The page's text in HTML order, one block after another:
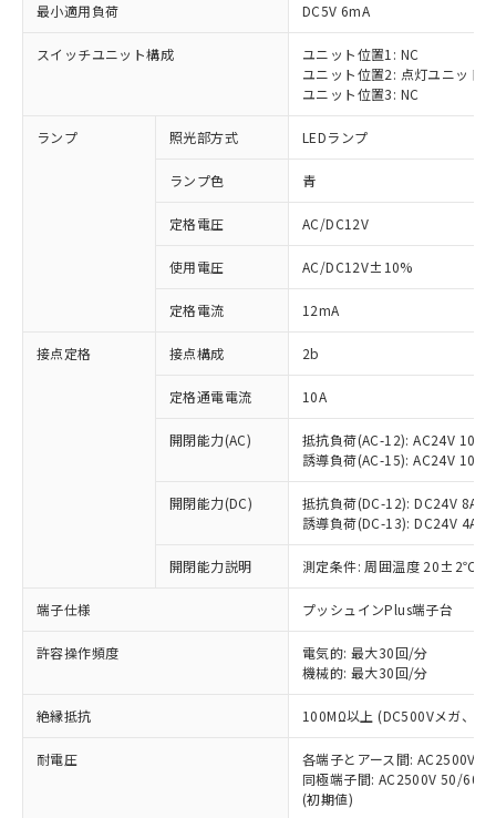
最小適用負荷 DC5V 6mA
スイッチユニット構成
ユニット位置1: NC
ユニット位置2: 点灯ユニット
ユニット位置3: NC
ランプ 照光部方式 LEDランプ
ランプ色 青
定格電圧 AC/DC12V
使用電圧 AC/DC12V±10%
定格電流 12mA
接点定格 接点構成 2b
定格通電電流 10A
開閉能力(AC)
抵抗負荷(AC-12): AC24V 10A/
誘導負荷(AC-15): AC24V
開閉能力(DC)
抵抗負荷(DC-12): DC24V 8A/
誘導負荷(DC-13): DC24V 4A/
開閉能力説明 測定条件: 周囲温度 20±2℃、
端子仕様 プッシュインPlus端子台
許容操作頻度
電気的: 最大30回/分
機械的: 最大30回/分
絶縁抵抗 100MΩ以上 (DC500Vメガ、点
耐電圧
各端子とアース間: AC2500V
同極端子間: AC2500V 50/
(初期値)
ご利用条件
以下の条件をお読みいただき、同意のうえ
ご利用ください。
本サービスは、当社制御機器事業取扱
商品の当社在庫状況および標準価格
(税抜)を提供させていただくもので
当社制御機器事業取扱商品の中には、
本サービスの対象外となる商品もある
ことをご了承ください。
在庫状況および標準価格照会結果は、
記載している更新日時点での社内デー
タに基づき作成されるものであり、閲
覧された時点での実際の在庫および標
準価格とは異なる場合があることをご
※1 対応状況
対応済み：EU RoHS指令（10物質）の
非含有に対応した製品が提供可能な商品で
す。
対応予定：EU RoHS指令（10物質）の非含
有に対応した製品に切り替える予定のある
対応予定なし：EU RoHS指令（10物質）の
非含有に非対応の商品で、対応品を出す予
定はありません。
調査・確認中：EU RoHS指令（10物質）の
非含有の対応状況を調査中または確認中の
非該当品：ライセンス料など無形物で、有
害物質有無と関係のない商品です。
仕入先様の事情により、非含有部品として
いたものが、含有品と判明した場合などや
むを得ず変更することがあります。
六価クロム(Cr(Ⅵ)) 1000ppm以下、ポリ臭化ビフェニル
類(PBB) 1000ppm以下、ポリ臭化ジフェニルエーテル類
「○」：最大均質材料含有率が中国RoHSの
基準値以下であることを示します。
「×」：最大均質材料含有率が中国RoHSの
基準値を超えていることを示します。
「－」：未確認です。当社販売部門へお問
*中国RoHS10物質の基準値 (GB/T26572)：
Pb(鉛) :1000ppm、 Hg(水銀) : 1000ppm、 Cd(カドミウ
Cr(Ⅵ)(六価クロム) : 1000ppm、 PBBs(ポリ臭化ビフェ
当社は、これら貴社製品のうち、外国
為替および外国貿易法に定める商品
（以下｢規制貨物等」という）を輸出
または国外への提供する場合は、日本
国政府の輸出許可(または役務取引許
可)を取得するなどの必要な手続きを